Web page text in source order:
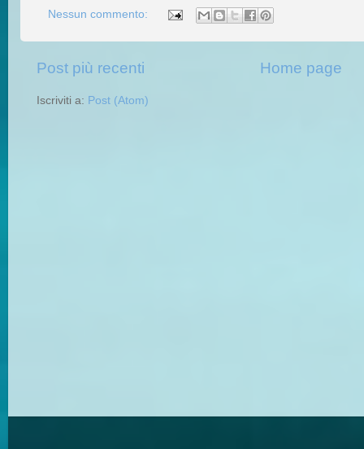
Nessun commento:
Post più recenti Home page
Iscriviti a: Post (Atom)